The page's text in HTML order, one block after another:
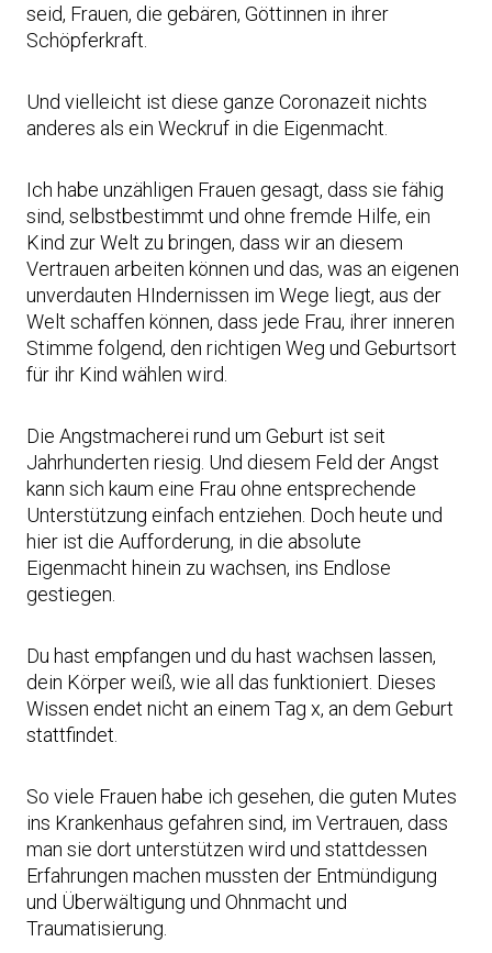
seid, Frauen, die gebären, Göttinnen in ihrer
Schöpferkraft.
Und vielleicht ist diese ganze Coronazeit nichts
anderes als ein Weckruf in die Eigenmacht.
Ich habe unzähligen Frauen gesagt, dass sie fähig
sind, selbstbestimmt und ohne fremde Hilfe, ein
Kind zur Welt zu bringen, dass wir an diesem
Vertrauen arbeiten können und das, was an eigenen
unverdauten HIndernissen im Wege liegt, aus der
Welt schaffen können, dass jede Frau, ihrer inneren
Stimme folgend, den richtigen Weg und Geburtsort
für ihr Kind wählen wird.
Die Angstmacherei rund um Geburt ist seit
Jahrhunderten riesig. Und diesem Feld der Angst
kann sich kaum eine Frau ohne entsprechende
Unterstützung einfach entziehen. Doch heute und
hier ist die Aufforderung, in die absolute
Eigenmacht hinein zu wachsen, ins Endlose
gestiegen.
Du hast empfangen und du hast wachsen lassen,
dein Körper weiß, wie all das funktioniert. Dieses
Wissen endet nicht an einem Tag x, an dem Geburt
stattfindet.
So viele Frauen habe ich gesehen, die guten Mutes
ins Krankenhaus gefahren sind, im Vertrauen, dass
man sie dort unterstützen wird und stattdessen
Erfahrungen machen mussten der Entmündigung
und Überwältigung und Ohnmacht und
Traumatisierung.